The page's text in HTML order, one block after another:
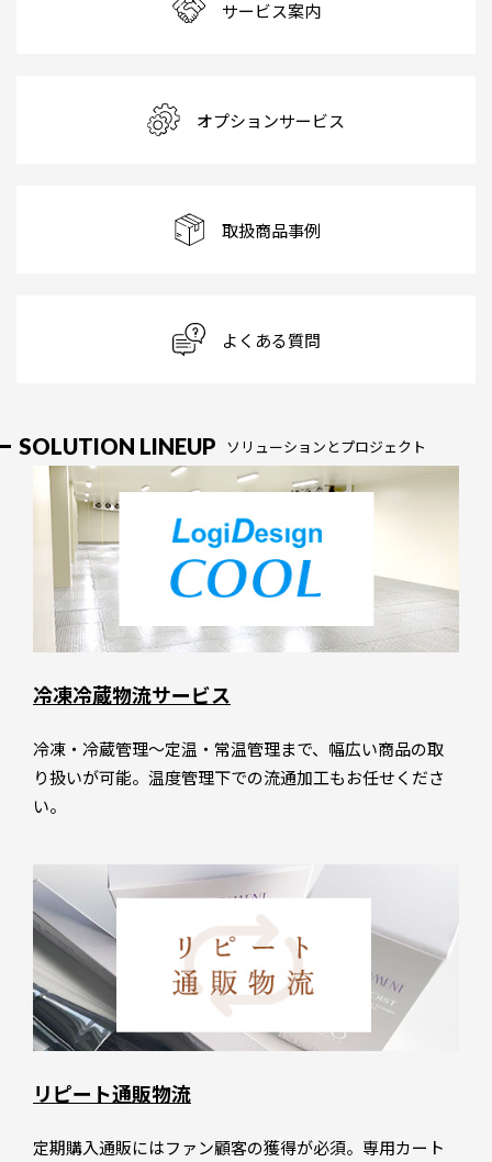
サービス案内
オプションサービス
取扱商品事例
よくある質問
SOLUTION LINEUP ソリューションとプロジェクト
冷凍冷蔵物流サービス
冷凍・冷蔵管理～定温・常温管理まで、幅広い商品の取
り扱いが可能。温度管理下での流通加工もお任せくださ
い。
リピート通販物流
定期購入通販にはファン顧客の獲得が必須。専用カート